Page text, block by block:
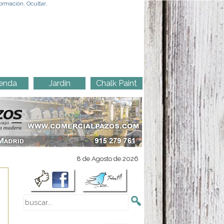
. Ocultar.
Jardín Chalk Paint
8 de Agosto de 2026